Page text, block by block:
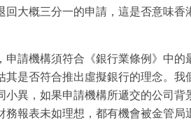
回大概三分一的申請，這是否意味香
申請機構須符合《銀行業條例》中的
其是否符合推出虛擬銀行的理念。我
小異，如果申請機構所遞交的公司背
務報表未如理想，都有機會被金管局